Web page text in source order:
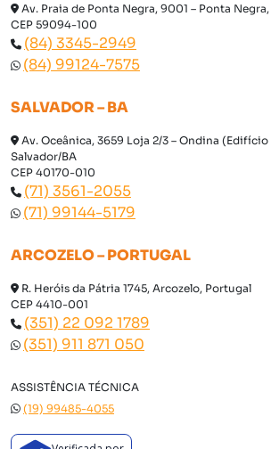
Av. Praia de Ponta Negra, 9001 – Ponta Negra,
CEP 59094-100
(84) 3345-2949
(84) 99124-7575
SALVADOR – BA
Av. Oceânica, 3659 Loja 2/3 – Ondina
Salvador/BA
CEP 40170-010
(71) 3561-2055
(71) 99144-5179
ARCOZELO – PORTUGAL
R. Heróis da Pátria 1745, Arcozelo, Portugal
CEP 4410-001
(351) 22 092 1789
(351) 911 871 050
ASSISTÊNCIA TÉCNICA
(19) 99485-4055